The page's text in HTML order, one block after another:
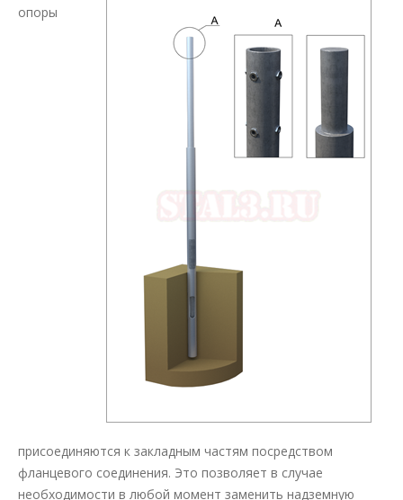
опоры
присоединяются к закладным частям посредством
фланцевого соединения. Это позволяет в случае
необходимости в любой момент заменить надземную